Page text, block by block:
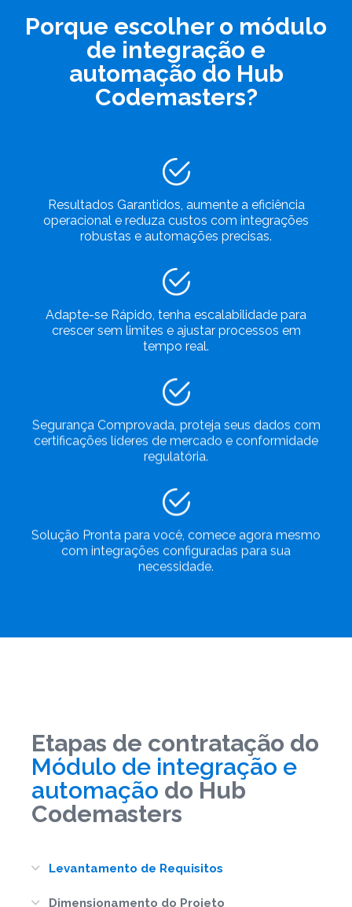
Porque escolher o módulo
de integração e
automação do Hub
Codemasters?
Resultados Garantidos, aumente a eficiência
operacional e reduza custos com integrações
robustas e automações precisas.
Adapte-se Rápido, tenha escalabilidade para
crescer sem limites e ajustar processos em
tempo real.
Segurança Comprovada, proteja seus dados com
certificações líderes de mercado e conformidade
regulatória.
Solução Pronta para você, comece agora mesmo
com integrações configuradas para sua
necessidade.
Etapas de contratação do
Módulo de integração e
automação do Hub
Codemasters
Levantamento de Requisitos
Dimensionamento do Projeto